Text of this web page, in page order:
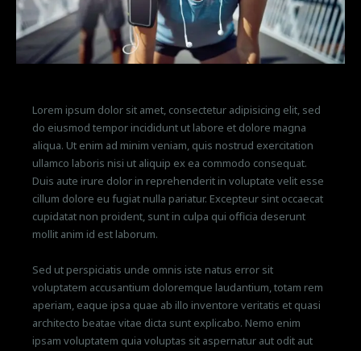
Lorem ipsum dolor sit amet, consectetur adipisicing elit, sed
do eiusmod tempor incididunt ut labore et dolore magna
aliqua. Ut enim ad minim veniam, quis nostrud exercitation
ullamco laboris nisi ut aliquip ex ea commodo consequat.
Duis aute irure dolor in reprehenderit in voluptate velit esse
cillum dolore eu fugiat nulla pariatur. Excepteur sint occaecat
cupidatat non proident, sunt in culpa qui officia deserunt
mollit anim id est laborum.
Sed ut perspiciatis unde omnis iste natus error sit
voluptatem accusantium doloremque laudantium, totam rem
aperiam, eaque ipsa quae ab illo inventore veritatis et quasi
architecto beatae vitae dicta sunt explicabo. Nemo enim
ipsam voluptatem quia voluptas sit aspernatur aut odit aut